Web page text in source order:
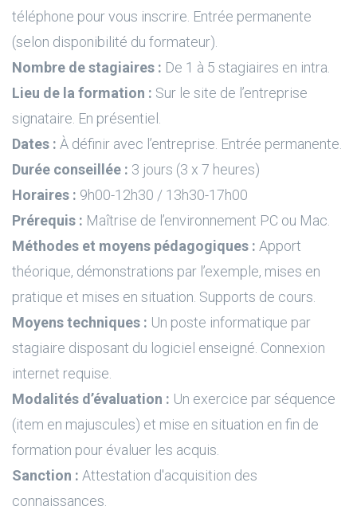
téléphone pour vous inscrire. Entrée permanente
(selon disponibilité du formateur).
Nombre de stagiaires : De 1 à 5 stagiaires en intra.
Lieu de la formation : Sur le site de l’entreprise
signataire. En présentiel.
Dates : À définir avec l’entreprise. Entrée permanente.
Durée conseillée : 3 jours (3 x 7 heures)
Horaires : 9h00-12h30 / 13h30-17h00
Prérequis : Maîtrise de l’environnement PC ou Mac.
Méthodes et moyens pédagogiques : Apport
théorique, démonstrations par l’exemple, mises en
pratique et mises en situation. Supports de cours.
Moyens techniques : Un poste informatique par
stagiaire disposant du logiciel enseigné. Connexion
internet requise.
Modalités d’évaluation : Un exercice par séquence
(item en majuscules) et mise en situation en fin de
formation pour évaluer les acquis.
Sanction : Attestation d'acquisition des
connaissances.